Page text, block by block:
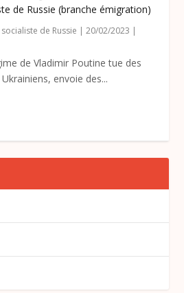
de Russie |20/02/2023 |
de Vladimir Poutine tue des
envoie des...